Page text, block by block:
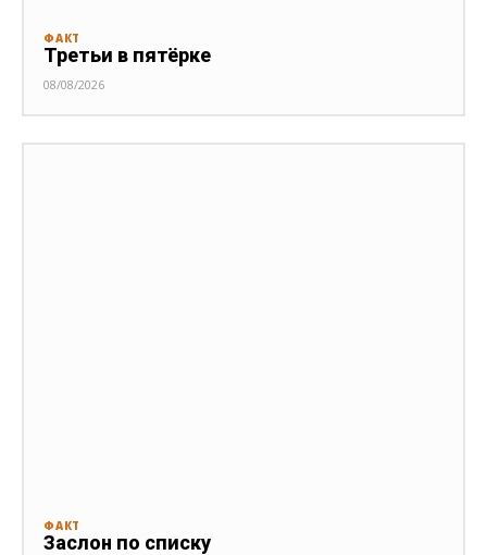
ФАКТ
Третьи в пятёрке
08/08/2026
ФАКТ
Заслон по списку